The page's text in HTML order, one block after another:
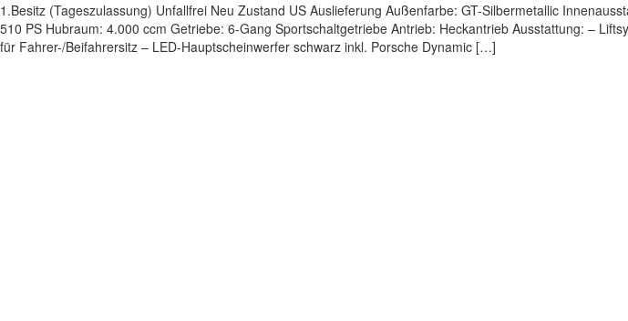
1.Besitz (Tageszulassung) Unfallfrei Neu Zustand US Auslieferung Außenfarbe: GT-Silbermetallic
510 PS Hubraum: 4.000 ccm Getriebe: 6-Gang Sportschaltgetriebe Antrieb: Heckantrieb Ausstattung: –
für Fahrer-/Beifahrersitz – LED-Hauptscheinwerfer schwarz inkl. Porsche Dynamic […]